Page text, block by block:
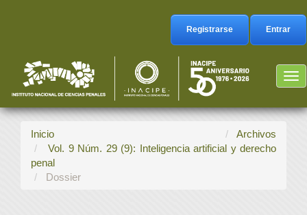
Barra
lateral
Registrarse Entrar
Inicio
Archivos
Vol. 9 Núm. 29 (9): Inteligencia artificial y derecho
penal
Dossier